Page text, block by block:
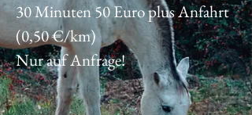
30 Minuten 50 Euro plus Anfahrt
(0,50 €/km)
Nur auf Anfrage!